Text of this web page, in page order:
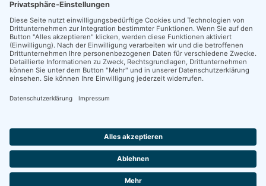
Ortssippenbücher-Online
Grabsteindatenbank
Tote Punkte
Online-Karte OSB/OFB
Traueranzeigen
CompGen Familienanzeigen
Fischteichweg 16, 26603 Aurich
mail@upstalsboom.org